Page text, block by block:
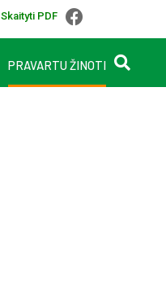
Skaityti PDF
PRAVARTU ŽINOTI